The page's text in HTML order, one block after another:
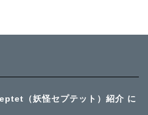
（妖怪セプテット）紹介 に